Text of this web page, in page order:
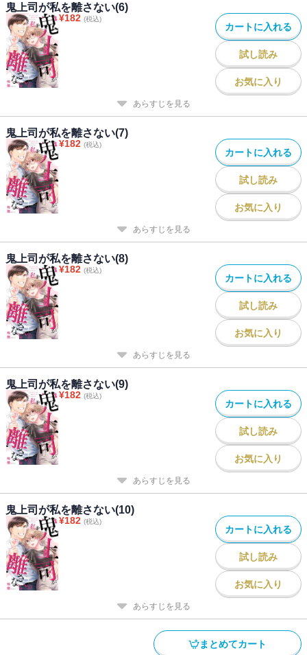
鬼上司が私を離さない(6)
¥182 (税込)
カートに入れる
試し読み
お気に入り
あらすじを見る
鬼上司が私を離さない(7)
¥182 (税込)
カートに入れる
試し読み
お気に入り
あらすじを見る
鬼上司が私を離さない(8)
¥182 (税込)
カートに入れる
試し読み
お気に入り
あらすじを見る
鬼上司が私を離さない(9)
¥182 (税込)
カートに入れる
試し読み
お気に入り
あらすじを見る
鬼上司が私を離さない(10)
¥182 (税込)
カートに入れる
試し読み
お気に入り
あらすじを見る
まとめてカート